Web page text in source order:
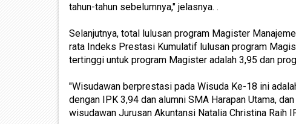
tahun-tahun sebelumnya," jelasnya. .
Selanjutnya, total lulusan program Magister
rata Indeks Prestasi Kumulatif lulusan program
tertinggi untuk program Magister adalah 3,95 dan
"Wisudawan berprestasi pada Wisuda Ke-18 ini
dengan IPK 3,94 dan alumni SMA Harapan Utama,
wisudawan Jurusan Akuntansi Natalia Christina Raih